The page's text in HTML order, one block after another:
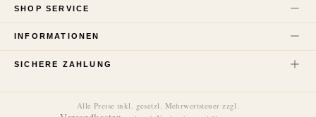
SHOP SERVICE
INFORMATIONEN
SICHERE ZAHLUNG
Alle Preise inkl. gesetzl. Mehrwertsteuer zzgl.